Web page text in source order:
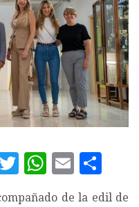
TwitterEmail
de la edil de